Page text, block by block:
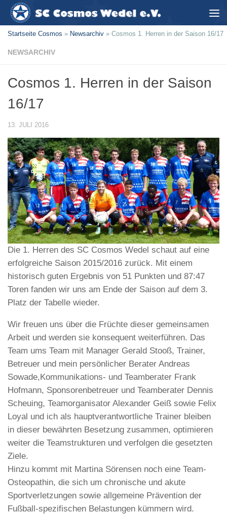
Zum Inhalt springen
Startseite Cosmos » Newsarchiv » Cosmos 1. Herren in der Saison 16/17
NEWSARCHIV
Cosmos 1. Herren in der Saison
16/17
13. JULI 2016
Die 1. Herren des SC Cosmos Wedel schaut auf eine
erfolgreiche Saison 2015/2016 zurück. Mit einem
historisch guten Ergebnis von 51 Punkten und 87:47
Toren fanden wir uns am Ende der Saison auf dem 3.
Platz der Tabelle wieder.
Wir freuen uns über die Früchte dieser gemeinsamen
Arbeit und werden sie konsequent weiterführen. Das
Team ums Team mit Manager Gerald Stooß, Trainer,
Betreuer und mein persönlicher Berater Andreas
Sowade,Kommunikations- und Teamberater Frank
Hofmann, Sponsorenbetreuer und Teamberater Dennis
Scheuing, Teamorganisator Alexander Geiß sowie Felix
Loyal und ich als hauptverantwortliche Trainer bleiben
in dieser bewährten Besetzung zusammen, optimieren
weiter die Teamstrukturen und verfolgen die gesetzten
Ziele.
Hinzu kommt mit Martina Sörensen noch eine Team-
Osteopathin, die sich um chronische und akute
Sportverletzungen sowie allgemeine Prävention der
Fußball-spezifischen Belastungen kümmern wird.